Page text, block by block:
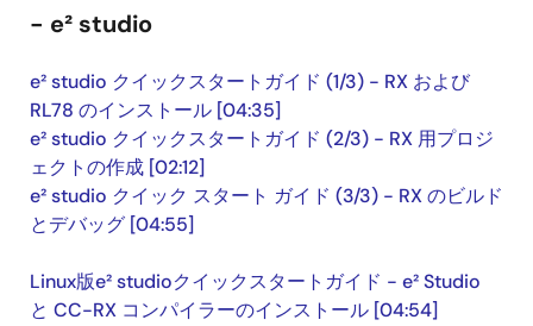
- e² studio
e² studio クイックスタートガイド (1/3) - RX および
RL78 のインストール [04:35]
e² studio クイックスタートガイド (2/3) - RX 用プロジ
ェクトの作成 [02:12]
e² studio クイック スタート ガイド (3/3) - RX のビルド
とデバッグ [04:55]
Linux版e² studioクイックスタートガイド - e² Studio
と CC-RX コンパイラーのインストール [04:54]